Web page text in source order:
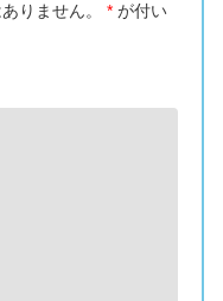
りません。 * が付い